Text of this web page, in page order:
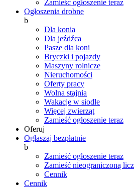
Zamieść ogłoszenie teraz
Ogłoszenia drobne
b
Dla konia
Dla jeźdźca
Pasze dla koni
Bryczki i pojazdy
Maszyny rolnicze
Nieruchomości
Oferty pracy
Wolna stajnia
Wakacje w siodle
Więcej zwierząt
Zamieść ogłoszenie teraz
Oferuj
Ogłaszaj bezpłatnie
b
Zamieść ogłoszenie teraz
Zamieść nieograniczoną
Cennik
Cennik